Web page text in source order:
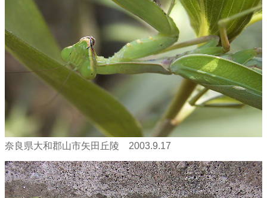
奈良県大和郡山市矢田丘陵 2003.9.17